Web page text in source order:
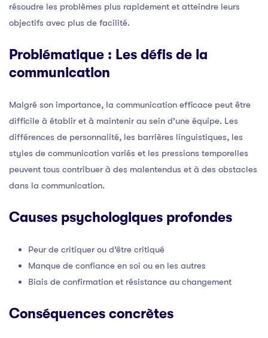
résoudre les problèmes plus rapidement et atteindre leurs
objectifs avec plus de facilité.
Problématique : Les défis de la
communication
Malgré son importance, la communication efficace peut être
difficile à établir et à maintenir au sein d’une équipe. Les
différences de personnalité, les barrières linguistiques, les
styles de communication variés et les pressions temporelles
peuvent tous contribuer à des malentendus et à des obstacles
dans la communication.
Causes psychologiques profondes
Peur de critiquer ou d’être critiqué
Manque de confiance en soi ou en les autres
Biais de confirmation et résistance au changement
Conséquences concrètes